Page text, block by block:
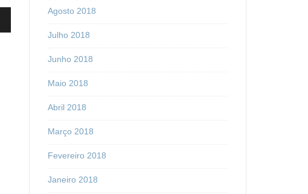
Agosto 2018
Julho 2018
Junho 2018
Maio 2018
Abril 2018
Março 2018
Fevereiro 2018
Janeiro 2018